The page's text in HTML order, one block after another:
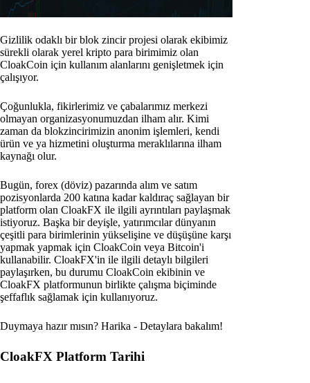
Gizlilik odaklı bir blok zincir projesi olarak ekibimiz
sürekli olarak yerel kripto para birimimiz olan
CloakCoin için kullanım alanlarını genişletmek için
çalışıyor.
Çoğunlukla, fikirlerimiz ve çabalarımız merkezi
olmayan organizasyonumuzdan ilham alır. Kimi
zaman da blokzincirimizin anonim işlemleri, kendi
ürün ve ya hizmetini oluşturma meraklılarına ilham
kaynağı olur.
Bugün, forex (döviz) pazarında alım ve satım
pozisyonlarda 200 katına kadar kaldıraç sağlayan bir
platform olan CloakFX ile ilgili ayrıntıları paylaşmak
istiyoruz. Başka bir deyişle, yatırımcılar dünyanın
çeşitli para birimlerinin yükselişine ve düşüşüne karşı
yapmak yapmak için CloakCoin veya Bitcoin'i
kullanabilir. CloakFX'in ile ilgili detaylı bilgileri
paylaşırken, bu durumu CloakCoin ekibinin ve
CloakFX platformunun birlikte çalışma biçiminde
şeffaflık sağlamak için kullanıyoruz.
Duymaya hazır mısın? Harika - Detaylara bakalım!
CloakFX Platform Tarihi